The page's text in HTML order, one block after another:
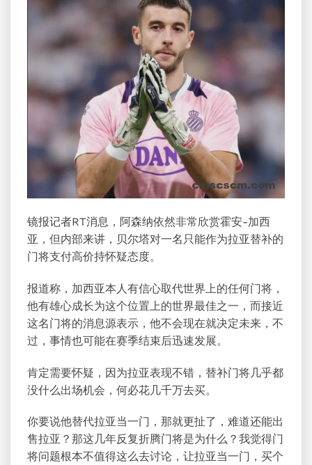
镜报记者RT消息，阿森纳依然非常欣赏霍安-加西
亚，但内部来讲，贝尔塔对一名只能作为拉亚替补的
门将支付高价持怀疑态度。
报道称，加西亚本人有信心取代世界上的任何门将，
他有雄心成长为这个位置上的世界最佳之一，而接近
这名门将的消息源表示，他不会现在就决定未来，不
过，事情也可能在赛季结束后迅速发展。
肯定需要怀疑，因为拉亚表现不错，替补门将几乎都
没什么出场机会，何必花几千万去买。
你要说他替代拉亚当一门，那就更扯了，难道还能出
售拉亚？那这几年反复折腾门将是为什么？我觉得门
将问题根本不值得这么去讨论，让拉亚当一门，买个